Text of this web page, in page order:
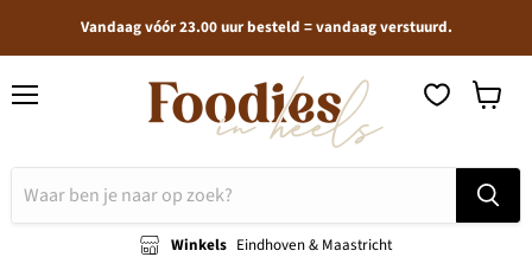
Vandaag vóór 23.00 uur besteld = vandaag verstuurd.
Winkels Eindhoven & Maastricht